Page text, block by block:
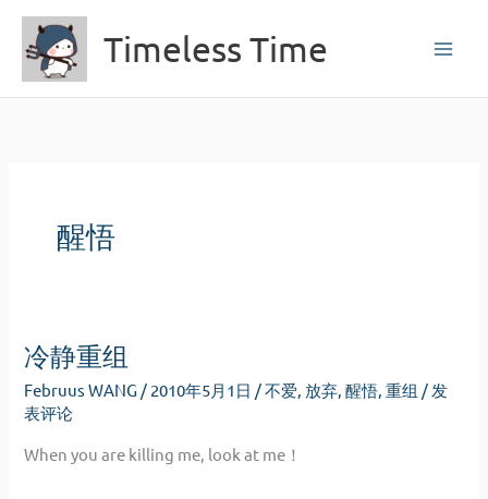
容
Timeless Time
醒悟
冷静重组
Februus WANG / 2010年5月1日 /不爱 放弃 ,醒悟 ,重组 / 发
表评论
When you are killing me, look at me！